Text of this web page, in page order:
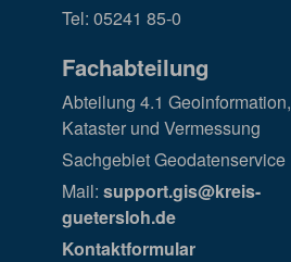
Tel: 05241 85-0
Fachabteilung
Abteilung 4.1 Geoinformation,
Kataster und Vermessung
Sachgebiet Geodatenservice
Mail: support.gis@kreis-
guetersloh.de
Kontaktformular